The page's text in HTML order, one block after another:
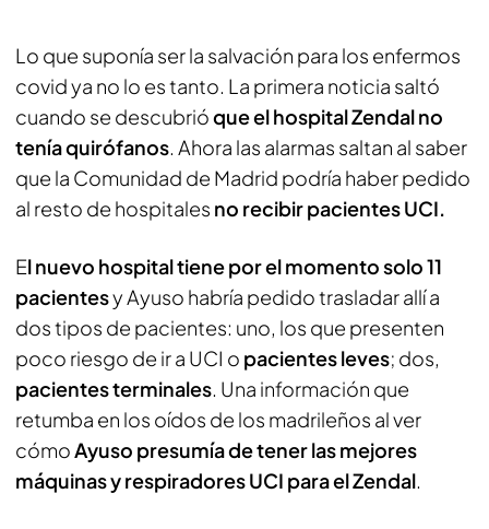
Lo que suponía ser la salvación para los enfermos
covid ya no lo es tanto. La primera noticia saltó
cuando se descubrióque el hospital Zendal no
tenía quirófanos. Ahora las alarmas saltan al saber
que la Comunidad de Madrid podría haber pedido
al resto de hospitales no recibir pacientes UCI.
El nuevo hospital tiene por el momento solo 11
pacientesy Ayuso habría pedido trasladar allí a
dos tipos de pacientes: uno, los que presenten
poco riesgo de ir a UCI o pacientes leves; dos,
pacientes terminales. Una información que
retumba en los oídos de los madrileños al ver
cómoAyuso presumía de tener las mejores
máquinas y respiradores UCI para el Zendal.